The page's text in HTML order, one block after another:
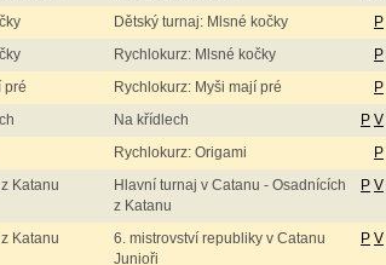
Dětský turnaj: Mlsné kočky P
Rychlokurz: Mlsné kočky P
pré Rychlokurz: Myši mají pré P
Na křídlech P V
Rychlokurz: Origami P
Katanu
Hlavní turnaj v Catanu - Osadnících
z Katanu
P V
Katanu
6. mistrovství republiky v Catanu
Junioři
P V